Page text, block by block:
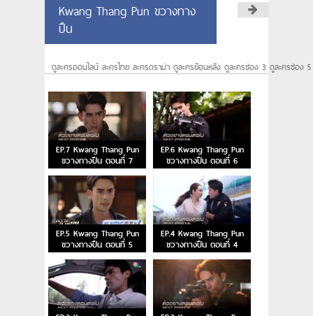
Kwang Thang Pun ขวางทาง
ปืน
ดูละครออนไลน์ ละครไทย ละครดราม่า ดูละครย้อนหลัง ดูละครช่อง 3 ดูละครช่อง
EP.7 Kwang Thang Pun
ขวางทางปืน ตอนที่ 7
EP.6 Kwang Thang Pun
ขวางทางปืน ตอนที่ 6
EP.5 Kwang Thang Pun
ขวางทางปืน ตอนที่ 5
EP.4 Kwang Thang Pun
ขวางทางปืน ตอนที่ 4